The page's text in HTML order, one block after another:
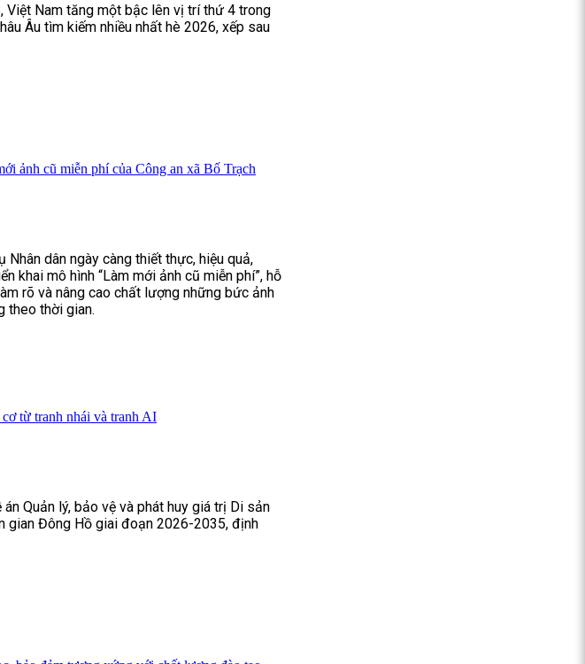
Nam tăng một bậc lên vị trí thứ 4 trong
Âu tìm kiếm nhiều nhất hè 2026, xếp sau
ảnh cũ miễn phí của Công an xã Bố Trạch
dân ngày càng thiết thực, hiệu quả,
khai mô hình “Làm mới ảnh cũ miễn phí”, hỗ
rõ và nâng cao chất lượng những bức ảnh
theo thời gian.
từ tranh nhái và tranh AI
Quản lý, bảo vệ và phát huy giá trị Di sản
gian Đông Hồ giai đoạn 2026-2035, định